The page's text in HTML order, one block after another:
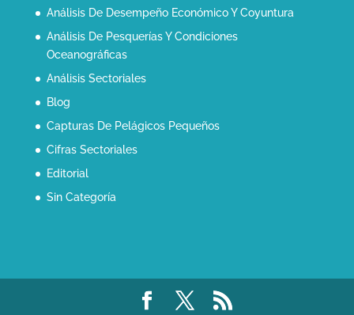
Análisis De Desempeño Económico Y Coyuntura
Análisis De Pesquerías Y Condiciones
Oceanográficas
Análisis Sectoriales
Blog
Capturas De Pelágicos Pequeños
Cifras Sectoriales
Editorial
Sin Categoría